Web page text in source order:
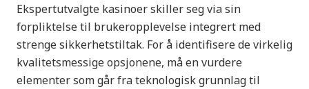
Ekspertutvalgte kasinoer skiller seg via sin
forpliktelse til brukeropplevelse integrert med
strenge sikkerhetstiltak. For å identifisere de virkelig
kvalitetsmessige opsjonene, må en vurdere
elementer som går fra teknologisk grunnlag til